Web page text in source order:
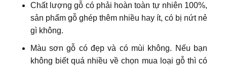
Chất lượng gỗ có phải hoàn toàn tự nhiên 100%,
sản phẩm gỗ ghép thêm nhiều hay ít, có bị nứt nẻ
gì không.
Màu sơn gỗ có đẹp và có mùi không. Nếu bạn
không biết quá nhiều về chọn mua loại gỗ thì có